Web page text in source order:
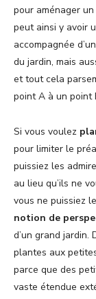
pour aménager
peut ainsi y avoir
accompagnée
du jardin, mais
et tout cela
point A à un point
Si vous voulez
pour limiter le
puissiez les
au lieu qu’ils ne
vous ne puissiez
notion de
d’un grand jardin.
plantes aux
parce que des
vaste étendue